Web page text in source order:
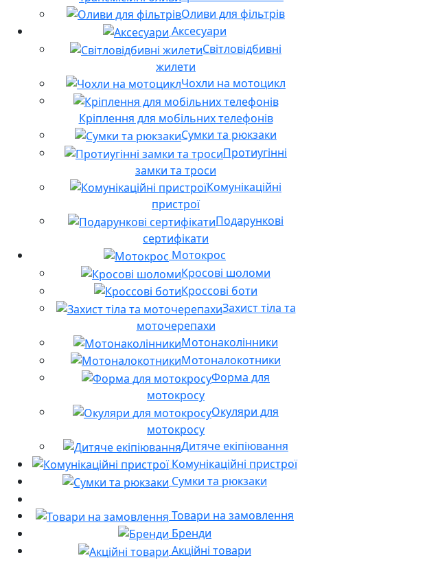
Оливи для фільтрів
Аксесуари
Світловідбивні
жилети
Чохли на мотоцикл
Кріплення для мобільних телефонів
Сумки та рюкзаки
Протиугінні
замки та троси
Комунікаційні
пристрої
Подарункові
сертифікати
Мотокрос
Кросові шоломи
Кроссові боти
Захист тіла та
моточерепахи
Мотонаколінники
Мотоналокотники
Форма для
мотокросу
Окуляри для
мотокросу
Дитяче екіпіювання
Комунікаційні пристрої
Сумки та рюкзаки
Товари на замовлення
Бренди
Акційні товари